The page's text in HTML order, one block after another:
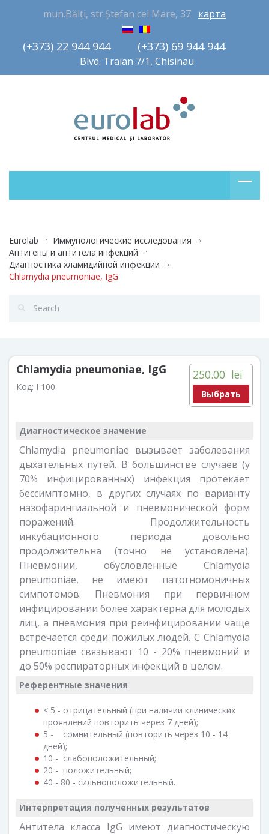
mun.Bălți, str.Ștefan cel Mare, 37 карта
(+373) 22 944 944         (+373) 69 944 944
Blvd. Traian 7/1, Chisinau
Eurolab
Иммунологические исследования
Антигены и антитела инфекций
Диагностика хламидийной инфекции
Chlamydia pneumoniae, IgG
250.00 lei
Выбрать
Chlamydia pneumoniae, IgG
Код: I 100
Диагностическое значение
Chlamydia pneumoniae вызывает заболевания
дыхательных путей. В большинстве случаев (у
70% инфицированных) инфекция протекает
бессимптомно, в других случаях по варианту
назофарингиальной и пневмонической форм
поражений. Продолжительность
инкубационного периода довольно
продолжительна (точно не установлена).
Пневмонии, обусловленные Chlamydia
pneumoniae, не имеют патогномоничных
симпотомов. Пневмония при первичном
инфицировании более характерна для молодых
лиц, а пневмония при реинфицировании чаще
встречается среди пожилых людей. С Chlamydia
pneumoniae связывают 10 - 20% пневмоний и
до 50% респираторных инфекций в целом.
Референтные значения
< 5 - отрицательный (при наличии клинических
проявлений повторить через 7 дней);
5 - сомнительный (повторить через 10 - 14
дней);
10 - слабоположительный;
20 - положительный;
40 - 80 - сильноположительный.
Интерпретация полученных результатов
Антитела класса IgG имеют диагностическую